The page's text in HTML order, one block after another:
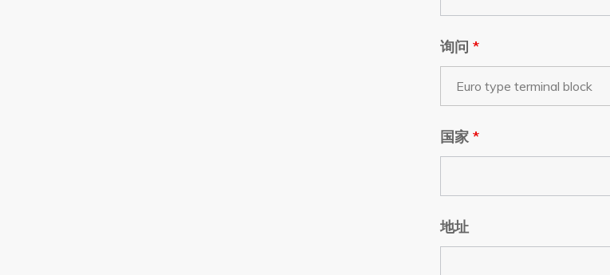
询问 *
国家 *
地址